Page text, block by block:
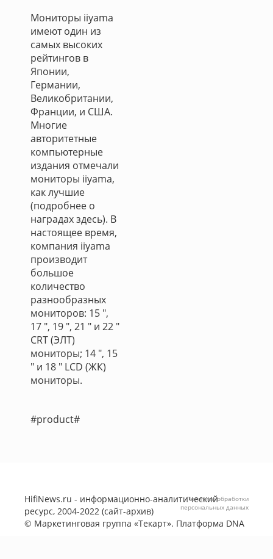
Мониторы iiyama
имеют один из
самых высоких
рейтингов в
Японии,
Германии,
Великобритании,
Франции, и США.
Многие
авторитетные
компьютерные
издания отмечали
мониторы iiyama,
как лучшие
(подробнее о
наградах здесь). В
настоящее время,
компания iiyama
производит
большое
количество
разнообразных
мониторов: 15 ",
17 ", 19 ", 21 " и 22 "
CRT (ЭЛТ)
мониторы; 14 ", 15
" и 18 " LCD (ЖК)
мониторы.
#product#
HifiNews.ru - информационно-аналитический
ресурс, 2004-2022 (сайт-архив)
© Маркетинговая группа «Текарт». Платформа DNA
Политика обработки
персональных данных